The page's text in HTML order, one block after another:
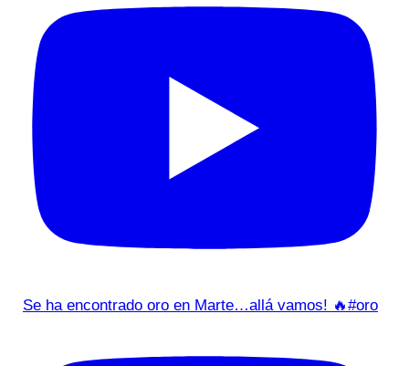
Se ha encontrado oro en Marte…allá vamos! 🔥#oro